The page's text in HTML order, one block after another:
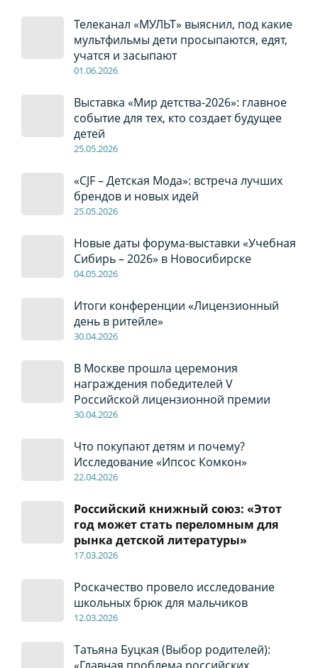
Телеканал «МУЛЬТ» выяснил, под какие
мультфильмы дети просыпаются, едят,
учатся и засыпают
01.06.2026
Выставка «Мир детства-2026»: главное
событие для тех, кто создает будущее
детей
25.05.2026
«CJF – Детская Мода»: встреча лучших
брендов и новых идей
25.05.2026
Новые даты форума-выставки «Учебная
Сибирь – 2026» в Новосибирске
04.05.2026
Итоги конференции «Лицензионный
день в ритейле»
30.04.2026
В Москве прошла церемония
награждения победителей V
Российской лицензионной премии
30.04.2026
Что покупают детям и почему?
Исследование «Ипсос Комкон»
22.04.2026
Российский книжный союз: «Этот
год может стать переломным для
рынка детской литературы»
17.03.2026
Роскачество провело исследование
школьных брюк для мальчиков
12.03.2026
Татьяна Буцкая (Выбор родителей):